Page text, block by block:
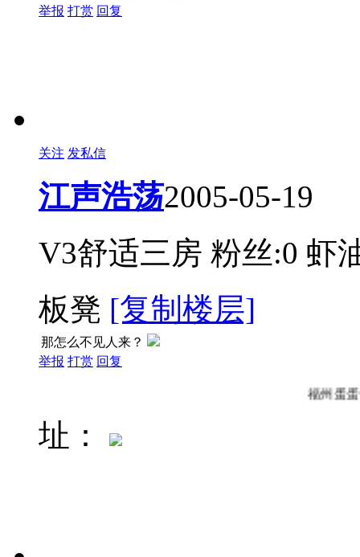
举报 打赏 回复
关注 发私信
江声浩荡2005-05-19
V3舒适三房 粉丝:0 虾
板凳 [复制楼层]
那怎么不见人来？
举报 打赏 回复
福州
址：